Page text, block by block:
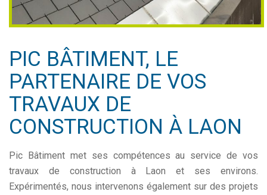
PIC BÂTIMENT, LE
PARTENAIRE DE VOS
TRAVAUX DE
CONSTRUCTION À LAON
Pic Bâtiment met ses compétences au service de vos
travaux de construction à Laon et ses environs.
Expérimentés, nous intervenons également sur des projets